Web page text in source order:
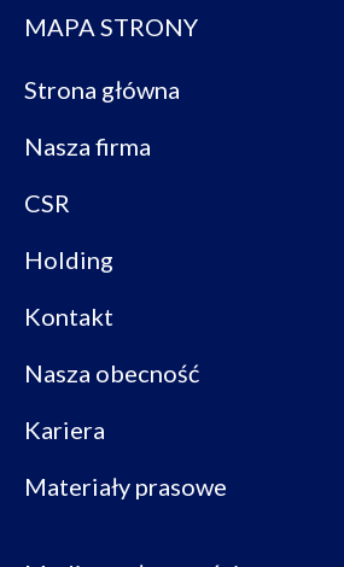
MAPA STRONY
Strona główna
Nasza firma
CSR
Holding
Kontakt
Nasza obecność
Kariera
Materiały prasowe